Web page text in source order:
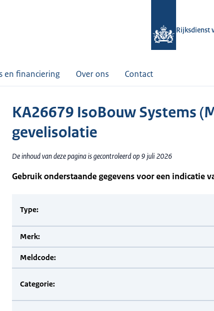
Rijksdienst
en financiering Over ons Contact
KA26679 IsoBouw Systems
gevelisolatie
De inhoud van deze pagina is gecontroleerd op 9 juli 2026
Gebruik onderstaande gegevens voor een indicatie
Type:
Merk:
Meldcode:
Categorie: